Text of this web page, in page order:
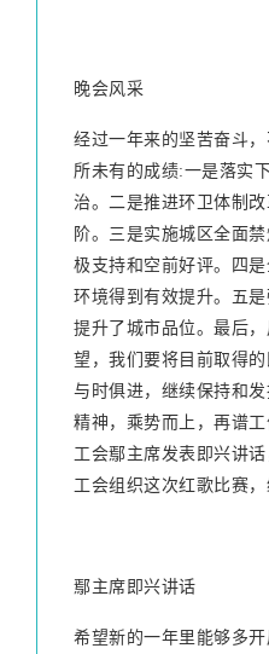
晚会风采
经过一年来的坚苦奋斗
所未有的成绩:一是落实
治。二是推进环卫体制
阶。三是实施城区全面
极支持和空前好评。四
环境得到有效提升。五
提升了城市品位。最后
望，我们要将目前取得的
与时俱进，继续保持和
精神，乘势而上，再谱
工会鄢主席发表即兴讲
工会组织这次红歌比赛，
鄢主席即兴讲话
希望新的一年里能够多